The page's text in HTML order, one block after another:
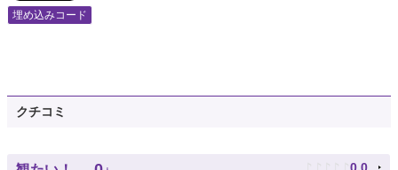
埋め込みコード
クチコミ